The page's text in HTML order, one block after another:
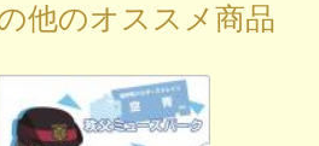
他のオススメ商品